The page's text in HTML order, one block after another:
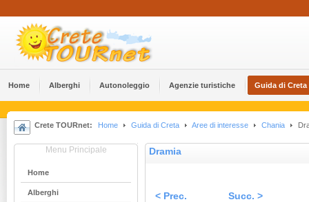
Home Alberghi Αutonoleggio Agenzie turistiche Guida di Creta
Crete TOURnet: Home Guida di Creta Aree di interesse Chania
Menu Principale
Home
Alberghi
Dramia
< Prec. Succ. >